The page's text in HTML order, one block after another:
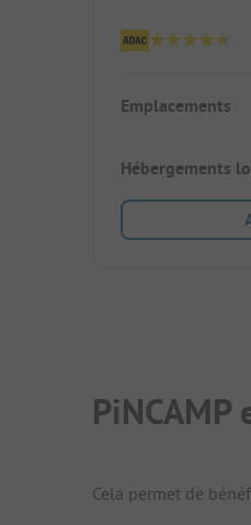
Emplacements
Hébergements
PiNCAMP
Cela permet de